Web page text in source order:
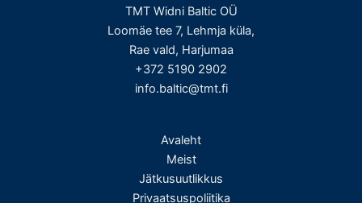
TMT Widni Baltic OÜ
Loomäe tee 7, Lehmja küla,
Rae vald, Harjumaa
+372 5190 2902
info.baltic@tmt.fi
Avaleht
Meist
Jätkusuutlikkus
Privaatsuspoliitika